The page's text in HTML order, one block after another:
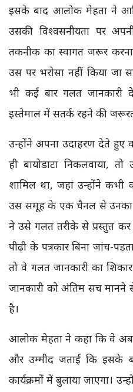
इसके बाद आलोक मेहता ने
उसकी विश्वसनीयता पर
तकनीक का स्वागत जरूर
उस पर भरोसा नहीं किया जा
भी कई बार गलत जानकारी
इस्तेमाल में सतर्क रहने की
उन्होंने अपना उदाहरण देते
ही बायोडाटा निकलवाया,
शामिल था, जहां उन्होंने कभी
उस समूह के एक चैनल से उनका
ने उसे गलत तरीके से प्रस्तुत कर
पीढ़ी के पत्रकार बिना जांच-
तो वे गलत जानकारी का
जानकारी को अंतिम सच मानने
है।
आलोक मेहता ने कहा कि वे
और उम्मीद जताई कि इसके
कार्यक्रमों में बुलाया जाएगा।